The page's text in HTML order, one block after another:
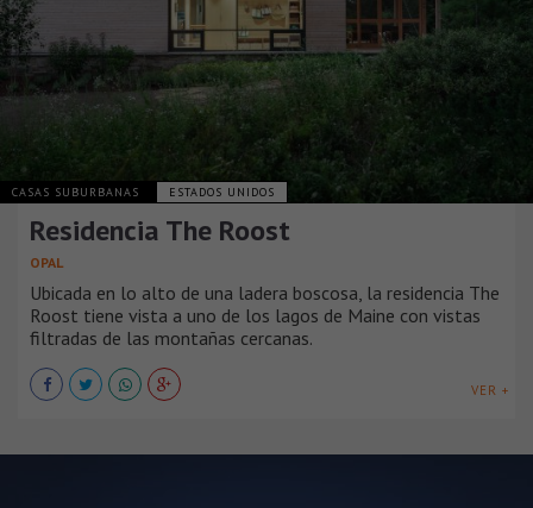
CASAS SUBURBANAS ESTADOS UNIDOS
Residencia The Roost
OPAL
Ubicada en lo alto de una ladera boscosa, la residencia The
Roost tiene vista a uno de los lagos de Maine con vistas
filtradas de las montañas cercanas.
VER +